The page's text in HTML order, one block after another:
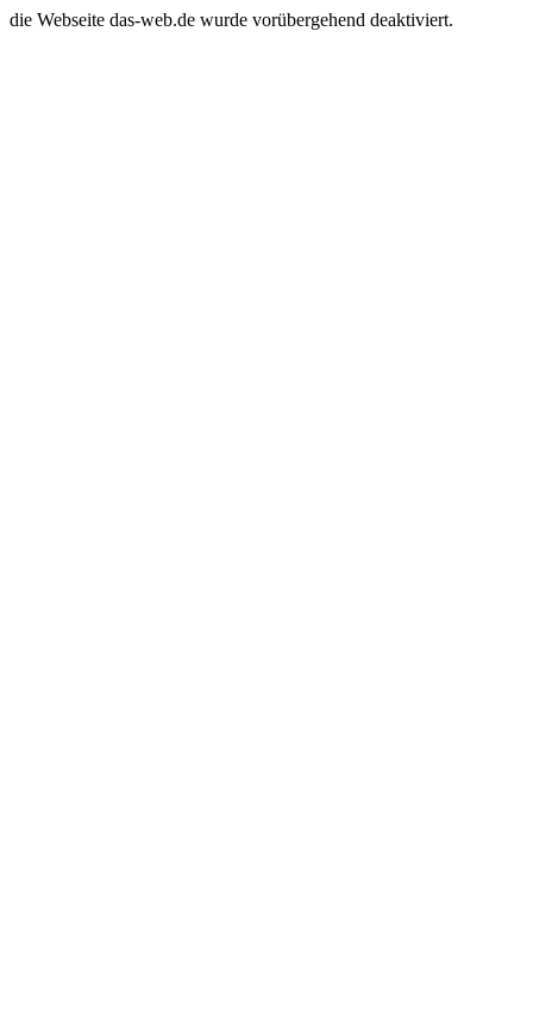
die Webseite das-web.de wurde vorübergehend deaktiviert.